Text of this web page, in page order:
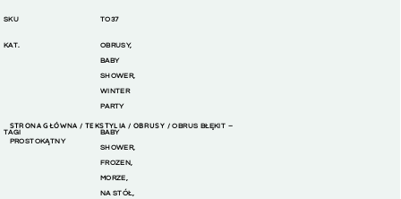
SKU TO37
KAT. OBRUSY,
BABY
SHOWER,
WINTER
PARTY
TAGI
BABY
SHOWER,
FROZEN,
MORZE,
NA STÓŁ,
STRONA GŁÓWNA /TEKSTYLIA / OBRUSY / OBRUS BŁĘKIT –
PROSTOKĄTNY